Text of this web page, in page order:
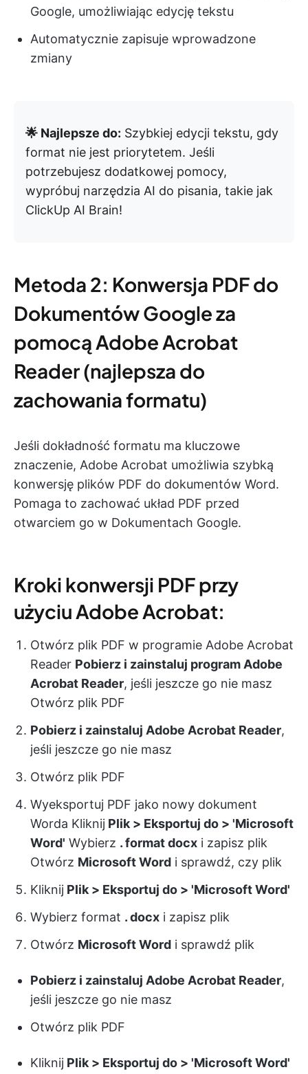
Google, umożliwiając edycję tekstu
Automatycznie zapisuje wprowadzone
zmiany
🌟 Najlepsze do: Szybkiej edycji tekstu, gdy
format nie jest priorytetem. Jeśli
potrzebujesz dodatkowej pomocy,
wypróbuj narzędzia AI do pisania, takie jak
ClickUp AI Brain!
Metoda 2: Konwersja PDF do
Dokumentów Google za
pomocą Adobe Acrobat
Reader (najlepsza do
zachowania formatu)
Jeśli dokładność formatu ma kluczowe
znaczenie, Adobe Acrobat umożliwia szybką
konwersję plików PDF do dokumentów Word.
Pomaga to zachować układ PDF przed
otwarciem go w Dokumentach Google.
Kroki konwersji PDF przy
użyciu Adobe Acrobat:
Otwórz plik PDF w programie Adobe Acrobat
Reader Pobierz i zainstaluj program Adobe
Acrobat Reader, jeśli jeszcze go nie masz
Otwórz plik PDF
Pobierz i zainstaluj Adobe Acrobat Reader,
jeśli jeszcze go nie masz
Otwórz plik PDF
Wyeksportuj PDF jako nowy dokument
Worda Kliknij Plik > Eksportuj do > 'Microsoft
Word' Wybierz . format docx i zapisz plik
Otwórz Microsoft Word i sprawdź, czy plik
Kliknij Plik > Eksportuj do > 'Microsoft Word'
Wybierz format . docx i zapisz plik
Otwórz Microsoft Word i sprawdź plik
Pobierz i zainstaluj Adobe Acrobat Reader,
jeśli jeszcze go nie masz
Otwórz plik PDF
Kliknij Plik > Eksportuj do > 'Microsoft Word'